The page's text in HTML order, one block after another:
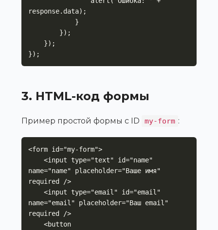
response.data);
});
3. HTML-код формы
Пример простой формы с ID my-form :
<form id="my-form">
name="name" placeholder="Ваше имя"
required />
name="email" placeholder="Ваш email"
required />